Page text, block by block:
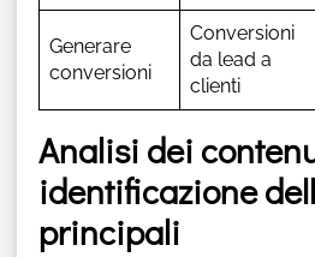
Generare
conversioni
Conversioni
da lead a
clienti
Analisi dei
identificazione
principali